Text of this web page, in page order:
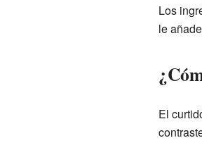
Los
le añade
El